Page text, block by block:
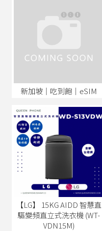
新加坡│吃到飽│eSIM
【LG】 15KG AIDD 智慧直
驅變頻直立式洗衣機 (WT-
VDN15M)